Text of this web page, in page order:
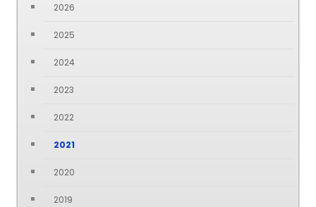
2026
2025
2024
2023
2022
2021
2020
2019